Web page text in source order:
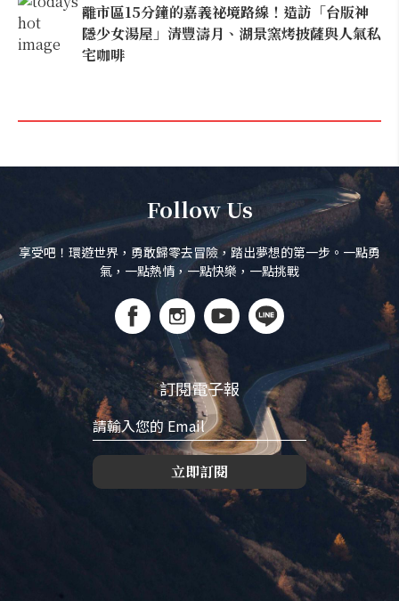
離市區15分鐘的嘉義祕境路線！造訪「台版神
隱少女湯屋」清豐濤月、湖景窯烤披薩與人氣私
宅咖啡
Follow Us
享受吧！環遊世界，勇敢歸零去冒險，踏出夢想的第一步。一點勇
氣，一點熱情，一點快樂，一點挑戰
訂閱電子報
立即訂閱